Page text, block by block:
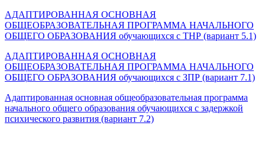
АДАПТИРОВАННАЯ ОСНОВНАЯ
ОБЩЕОБРАЗОВАТЕЛЬНАЯ ПРОГРАММА НАЧАЛЬНОГО
ОБЩЕГО ОБРАЗОВАНИЯ обучающихся с ТНР (вариант 5.1)
АДАПТИРОВАННАЯ ОСНОВНАЯ
ОБЩЕОБРАЗОВАТЕЛЬНАЯ ПРОГРАММА НАЧАЛЬНОГО
ОБЩЕГО ОБРАЗОВАНИЯ обучающихся с ЗПР (вариант 7.1)
Адаптированная основная общеобразовательная программа
начального общего образования обучающихся с задержкой
психического развития (вариант 7.2)